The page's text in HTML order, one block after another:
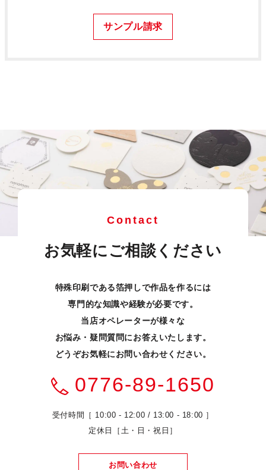
サンプル請求
Contact
お気軽にご相談ください
特殊印刷である箔押しで作品を作るには
専門的な知識や経験が必要です。
当店オペレーターが様々な
お悩み・疑問質問にお答えいたします。
どうぞお気軽にお問い合わせください。
0776-89-1650
受付時間［ 10:00 - 12:00 / 13:00 - 18:00 ］
定休日［土・日・祝日］
お問い合わせ